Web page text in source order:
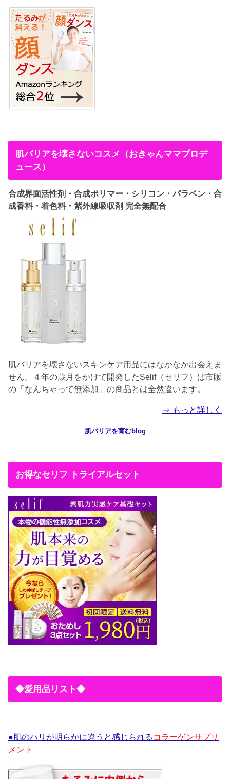
肌バリアを壊さないコスメ（おきゃんママプロデ
ュース）
合成界面活性剤・合成ポリマー・シリコン・パラベン・合
成香料・着色料・紫外線吸収剤 完全無配合
肌バリアを壊さないスキンケア用品にはなかなか出会えま
せん。４年の歳月をかけて開発したSelif（セリフ）は市販
の「なんちゃって無添加」の商品とは全然違います。
⇒ もっと詳しく
肌バリアを育むblog
お得なセリフ トライアルセット
◆愛用品リスト◆
●肌のハリが明らかに違うと感じられる コラーゲンサプリ
メント